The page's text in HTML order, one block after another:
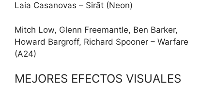
Laia Casanovas – Sirāt (Neon)
Mitch Low, Glenn Freemantle, Ben Barker,
Howard Bargroff, Richard Spooner – Warfare
(A24)
MEJORES EFECTOS VISUALES